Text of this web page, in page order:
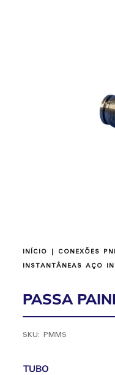
INÍCIO | CONEXÕES
INSTANTÂNEAS AÇO
PASSA
SKU:PMMS
TUBO